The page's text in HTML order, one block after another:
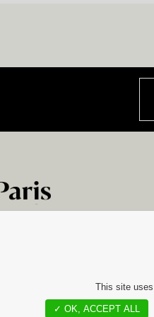
This site
✓ OK, ACCEPT ALL